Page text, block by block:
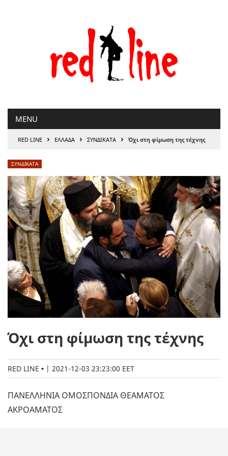
MENU
RED LINE › ΕΛΛΑΔΑ › ΣΥΝΔΙΚΑΤΑ › Όχι στη φίμωση της τέχνης
ΣΥΝΔΙΚΑΤΑ
Όχι στη φίμωση της τέχνης
RED LINE | 2021-12-03 23:23:00 EET
ΠΑΝΕΛΛΗΝΙΑ ΟΜΟΣΠΟΝΔΙΑ ΘΕΑΜΑΤΟΣ
ΑΚΡΟΑΜΑΤΟΣ